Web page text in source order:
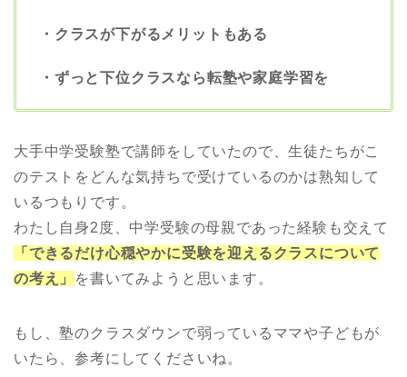
・クラスが下がるメリットもある
・ずっと下位クラスなら転塾や家庭学習を
大手中学受験塾で講師をしていたので、生徒たちがこ
のテストをどんな気持ちで受けているのかは熟知して
いるつもりです。
わたし自身2度、中学受験の母親であった経験も交えて
「できるだけ心穏やかに受験を迎えるクラスについて
の考え」
を書いてみようと思います。
もし、塾のクラスダウンで弱っているママや子どもが
いたら、参考にしてくださいね。